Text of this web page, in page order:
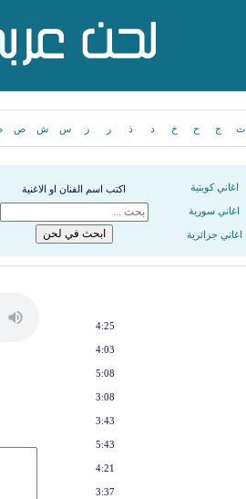
ث ج ح خ د ذ ر ز س ش ص
اغاني كويتية اكتب اسم الفنان او الاغنية
اغاني سورية
اغاني جزائرية
4:25
4:03
5:08
3:08
3:43
5:43
4:21
3:37